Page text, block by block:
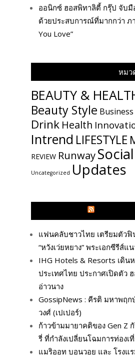
ออนิกซ์ ฮอสพิทาลิตี้ กรุ๊ป จับมื
ด้วยประสบการณ์ที่มากกว่า ภ
You Love”
หมว
BEAUTY &
Beauty Style Business
Drink Health
Intrend LIFESTYLE
REVIEW RunwaySocial
Uncategorized Updates
แฟนคลับชาวไทย เตรียมตัวฟิ
“หวังเว่ยหยาง” พระเอกซีรีส์
IHG Hotels & Resorts เดิน
ประเทศไทย ประกาศเปิดตัว
อ่าวนาง
GossipNews : คีรติ มหาพฤ
วงศ์ (เปเปอร์)
ก้าวข้ามมายาคติของ Gen Z
รี่ ที่กำลังเปลี่ยนโฉมการท่องเ
แมริออท บอนวอย และ โรงแ